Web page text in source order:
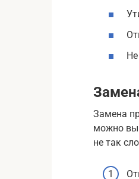
Замена
можно
не так